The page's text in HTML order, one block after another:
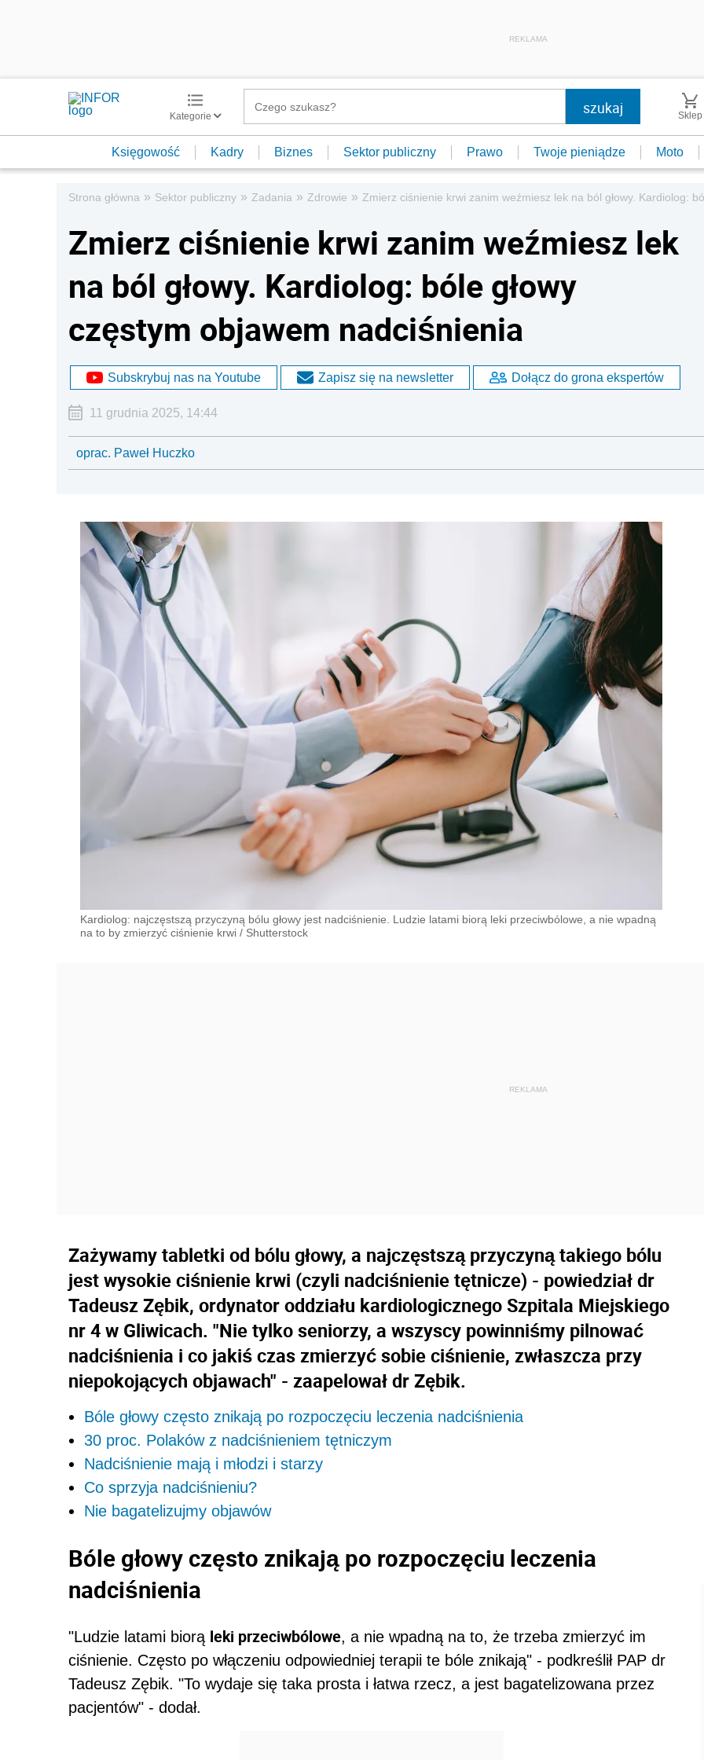
REKLAMA
Kategorie Sklep
Księgowość Kadry Biznes Sektor publiczny Prawo Twoje pieniądze Moto
Strona główna » Sektor publiczny » Zadania » Zdrowie » Zmierz ciśnienie krwi zanim weźmiesz lek na ból głowy. Kardiolog:
Zmierz ciśnienie krwi zanim weźmiesz lek
na ból głowy. Kardiolog: bóle głowy
częstym objawem nadciśnienia
Subskrybuj nas na Youtube Zapisz się na newsletter Dołącz do grona ekspertów
11 grudnia 2025, 14:44
oprac. Paweł Huczko
Kardiolog: najczęstszą przyczyną bólu głowy jest nadciśnienie. Ludzie latami biorą leki przeciwbólowe, a nie wpadną
na to by zmierzyć ciśnienie krwi / Shutterstock
Zażywamy tabletki od bólu głowy, a najczęstszą przyczyną takiego bólu
jest wysokie ciśnienie krwi (czyli nadciśnienie tętnicze) - powiedział dr
Tadeusz Zębik, ordynator oddziału kardiologicznego Szpitala Miejskiego
nr 4 w Gliwicach. "Nie tylko seniorzy, a wszyscy powinniśmy pilnować
nadciśnienia i co jakiś czas zmierzyć sobie ciśnienie, zwłaszcza przy
niepokojących objawach" - zaapelował dr Zębik.
Bóle głowy często znikają po rozpoczęciu leczenia nadciśnienia
30 proc. Polaków z nadciśnieniem tętniczym
Nadciśnienie mają i młodzi i starzy
Co sprzyja nadciśnieniu?
Nie bagatelizujmy objawów
Bóle głowy często znikają po rozpoczęciu leczenia
nadciśnienia
"Ludzie latami biorą leki przeciwbólowe, a nie wpadną na to, że trzeba zmierzyć im
ciśnienie. Często po włączeniu odpowiedniej terapii te bóle znikają" - podkreślił PAP dr
Tadeusz Zębik. "To wydaje się taka prosta i łatwa rzecz, a jest bagatelizowana przez
pacjentów" - dodał.